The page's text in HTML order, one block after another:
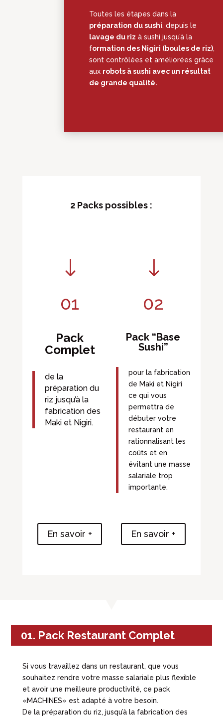
Toutes les étapes dans la
préparation du sushi, depuis le
lavage du riz à sushi jusqu’à la
formation des Nigiri (boules de riz),
sont contrôlées et améliorées grâce
aux robots à sushi avec un résultat
de grande qualité.
2 Packs possibles :
"
01
Pack
Complet
de la
préparation du
riz jusqu’à la
fabrication des
Maki et Nigiri.
"
02
Pack “Base
Sushi”
pour la fabrication
de Maki et Nigiri
ce qui vous
permettra de
débuter votre
restaurant en
rationnalisant les
coûts et en
évitant une masse
salariale trop
importante.
En savoir + En savoir +
01. Pack Restaurant Complet
Si vous travaillez dans un restaurant, que vous
souhaitez rendre votre masse salariale plus flexible
et avoir une meilleure productivité, ce pack
«MACHINES» est adapté à votre besoin.
De la préparation du riz, jusqu’à la fabrication des